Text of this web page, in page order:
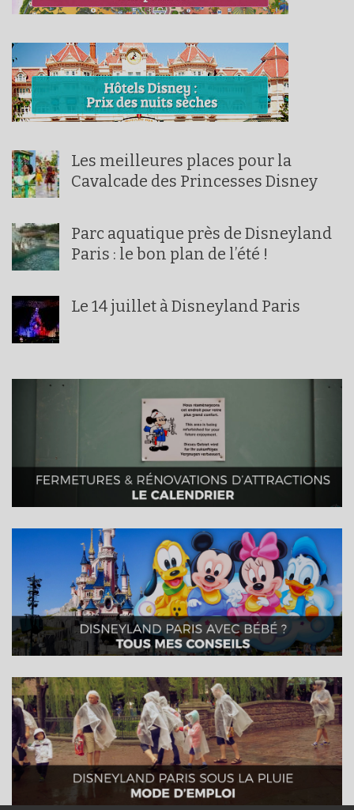
Les meilleures places pour la
Cavalcade des Princesses Disney
Parc aquatique près de Disneyland
Paris : le bon plan de l’été !
Le 14 juillet à Disneyland Paris